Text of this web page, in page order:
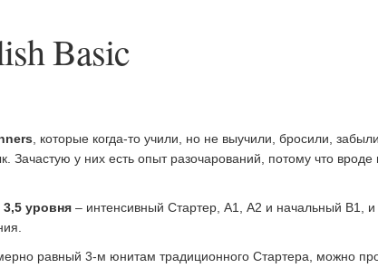
Basic
, которые когда-то учили, но не выучили, бросили,
у них есть опыт разочарований, потому что вроде
уровня – интенсивный Стартер, А1, А2 и начальный В1,
равный 3-м юнитам традиционного Стартера, можно